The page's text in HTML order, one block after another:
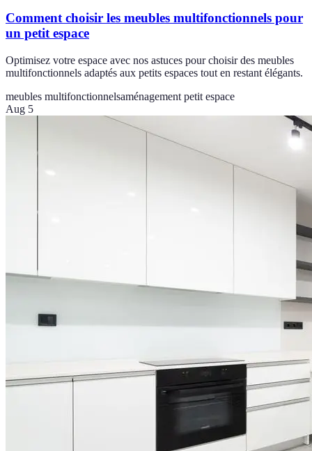
Comment choisir les meubles multifonctionnels pour
un petit espace
Optimisez votre espace avec nos astuces pour choisir des meubles
multifonctionnels adaptés aux petits espaces tout en restant élégants.
meubles multifonctionnelsaménagement petit espace
Aug 5